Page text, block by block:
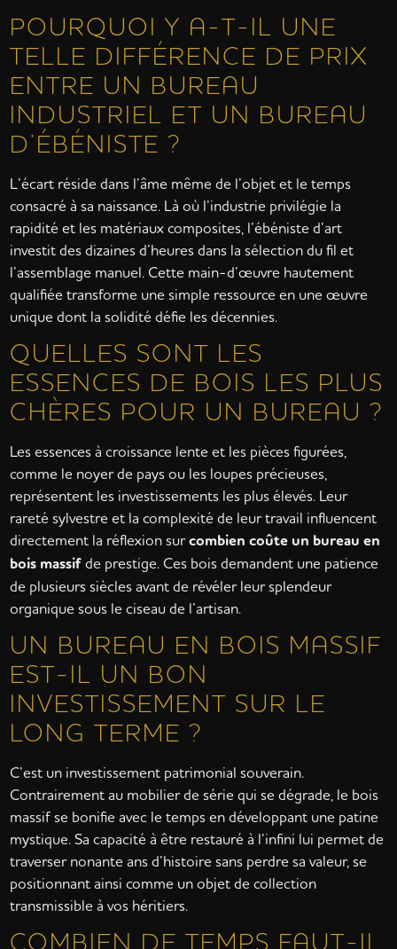
POURQUOI Y A-T-IL UNE
TELLE DIFFÉRENCE DE PRIX
ENTRE UN BUREAU
INDUSTRIEL ET UN BUREAU
D’ÉBÉNISTE ?
L’écart réside dans l’âme même de l’objet et le temps
consacré à sa naissance. Là où l’industrie privilégie la
rapidité et les matériaux composites, l’ébéniste d’art
investit des dizaines d’heures dans la sélection du fil et
l’assemblage manuel. Cette main-d’œuvre hautement
qualifiée transforme une simple ressource en une œuvre
unique dont la solidité défie les décennies.
QUELLES SONT LES
ESSENCES DE BOIS LES PLUS
CHÈRES POUR UN BUREAU ?
Les essences à croissance lente et les pièces figurées,
comme le noyer de pays ou les loupes précieuses,
représentent les investissements les plus élevés. Leur
rareté sylvestre et la complexité de leur travail influencent
directement la réflexion surcombien coûte un bureau en
bois massifde prestige. Ces bois demandent une patience
de plusieurs siècles avant de révéler leur splendeur
organique sous le ciseau de l’artisan.
UN BUREAU EN BOIS MASSIF
EST-IL UN BON
INVESTISSEMENT SUR LE
LONG TERME ?
C’est un investissement patrimonial souverain.
Contrairement au mobilier de série qui se dégrade, le bois
massif se bonifie avec le temps en développant une patine
mystique. Sa capacité à être restauré à l’infini lui permet de
traverser nonante ans d’histoire sans perdre sa valeur, se
positionnant ainsi comme un objet de collection
transmissible à vos héritiers.
COMBIEN DE TEMPS FAUT-IL